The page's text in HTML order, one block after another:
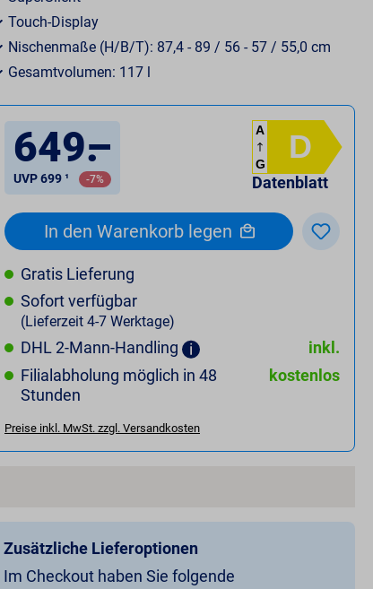
Touch-Display
Nischenmaße (H/B/T): 87,4 - 89 / 56 - 57 / 55,0 cm
Gesamtvolumen: 117 l
649.
–
UVP 699 ¹ -7%
D
A
G
Datenblatt
In den Warenkorb legen
Gratis Lieferung
Sofort verfügbar
(Lieferzeit 4-7 Werktage)
DHL 2-Mann-Handling
inkl.
Filialabholung möglich in 48
Stunden
kostenlos
Preise inkl. MwSt. zzgl. Versandkosten
Zusätzliche Lieferoptionen
Im Checkout haben Sie folgende